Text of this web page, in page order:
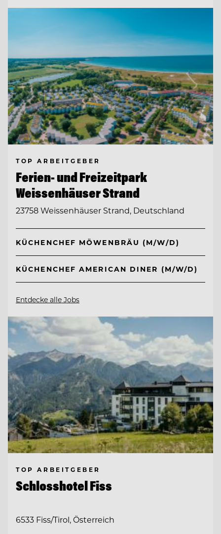
TOP ARBEITGEBER
Ferien- und Freizeitpark
Weissenhäuser Strand
23758 Weissenhäuser Strand, Deutschland
KÜCHENCHEF MÖWENBRÄU (M/W/D)
KÜCHENCHEF AMERICAN DINER (M/W/D)
Entdecke alle Jobs
TOP ARBEITGEBER
Schlosshotel Fiss
6533 Fiss/Tirol, Österreich